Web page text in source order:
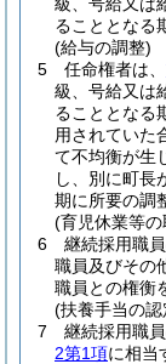
ることとなる
(給与の調整)
5
任命権者は、
級、号給又は
ることとなる
用されていた
て不均衡が生
し、別に町長
期に所要の調
(育児休業等の
6
継続採用職
職員及びその
職員との権衡
(扶養手当の
7
継続採用職
2第1項に相当